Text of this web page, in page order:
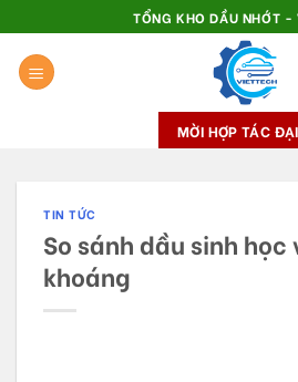
to
content
TỔNG KHO DẦU NHỚT -
MỜI HỢP TÁC
TIN TỨC
So sánh dầu sinh học
khoáng